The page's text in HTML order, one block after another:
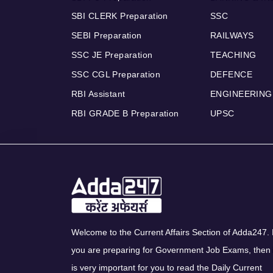
SBI CLERK Preparation
SEBI Preparation
SSC JE Preparation
SSC CGL Preparation
RBI Assistant
RBI GRADE B Preparation
SSC
RAILWAYS
TEACHING
DEFENCE
ENGINEERING
UPSC
Welcome to the Current Affairs Section of Adda247.
you are preparing for Government Job Exams, then
is very important for you to read the Daily Current